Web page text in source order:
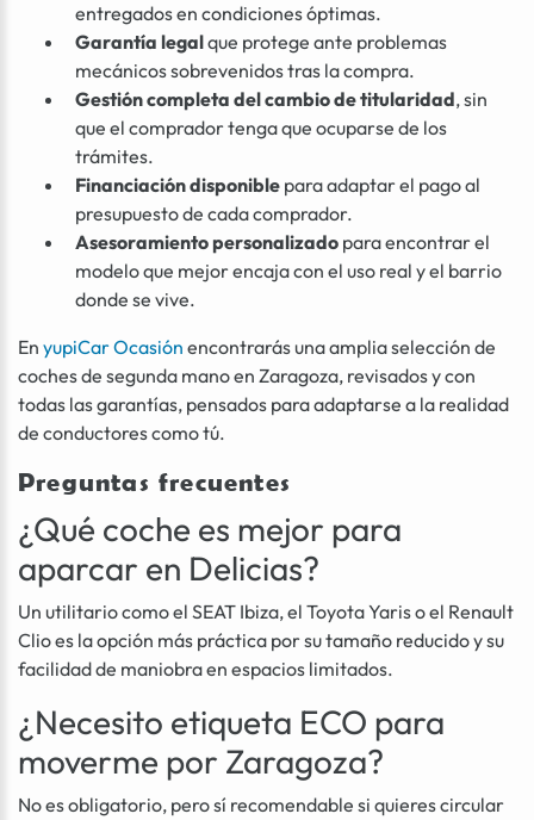
entregados en condiciones óptimas.
Garantía legalque protege ante problemas
mecánicos sobrevenidos tras la compra.
Gestión completa del cambio de titularidad, sin
que el comprador tenga que ocuparse de los
trámites.
Financiación disponible para adaptar el pago al
presupuesto de cada comprador.
Asesoramiento personalizado para encontrar el
modelo que mejor encaja con el uso real y el barrio
donde se vive.
En yupiCar Ocasión encontrarás una amplia selección de
coches de segunda mano en Zaragoza, revisados y con
todas las garantías, pensados para adaptarse a la realidad
de conductores como tú.
Preguntas frecuentes
¿Qué coche es mejor para
aparcar en Delicias?
Un utilitario como el SEAT Ibiza, el Toyota Yaris o el Renault
Clio es la opción más práctica por su tamaño reducido y su
facilidad de maniobra en espacios limitados.
¿Necesito etiqueta ECO para
moverme por Zaragoza?
No es obligatorio, pero sí recomendable si quieres circular